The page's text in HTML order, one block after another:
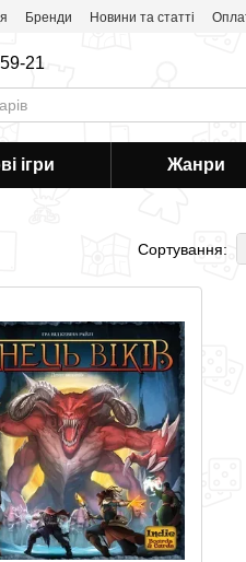
Бренди Новини та статті
21
ігри Жанри
Сортування: